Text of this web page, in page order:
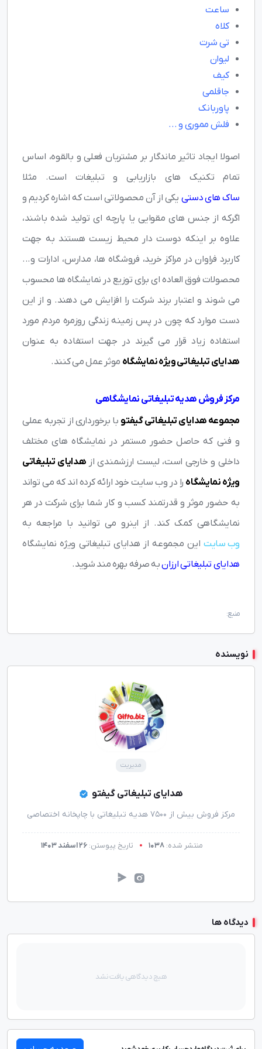
ساعت
کلاه
تی شرت
لیوان
کیف
جاقلمی
پاوربانک
فلش مموری و ...
اصولا ایجاد تاثیر ماندگار بر مشتریان فعلی و بالقوه، اساس
تمام تکنیک های بازاریابی و تبلیغات است. مثلا
ساک های دستی یکی از آن محصولاتی است که اشاره کردیم و
اگرکه از جنس های مقوایی یا پارچه ای تولید شده باشند،
علاوه بر اینکه دوست دار محیط زیست هستند به جهت
کاربرد فراوان در مراکز خرید، فروشگاه ها، مدارس، ادارات و...
محصولات فوق العاده ای برای توزیع در نمایشگاه ها محسوب
می شوند و اعتبار برند شرکت را افزایش می دهند. و از این
دست موارد که چون در پس زمینه زندگی روزمره مردم مورد
استفاده زیاد قرار می گیرند در جهت استفاده به عنوان
هدایای تبلیغاتی ویژه نمايشگاه موثر عمل می کنند.
مرکز فروش هدیه تبلیغاتی نمایشگاهی
مجموعه هدایای تبلیغاتی گیفتو با برخورداری از تجربه عملی
و فنی که حاصل حضور مستمر در نمایشگاه های مختلف
داخلی و خارجی است، لیست ارزشمندی از هدایای تبلیغاتی
ویژه نمایشگاه را در وب سایت خود ارائه کرده اند که می تواند
به حضور موثر و قدرتمند کسب و کار شما برای شرکت در هر
نمایشگاهی کمک کند. از اینرو می توانید با مراجعه به
وب سایتاین مجموعه از هدایای تبلیغاتی ویژه نمایشگاه
هدایای تبلیغاتی ارزانبه صرفه بهره مند شوید.
منبع:
نویسنده
مدیریت
هدایای تبلیغاتی گیفتو
مرکز فروش بیش از 7500 هدیه تبلیغاتی با چاپخانه اختصاصی
منتشر شده: 1038 تاریخ پیوستن: 26 اسفند 1403
دیدگاه ها
هیچ دیدگاهی یافت نشد